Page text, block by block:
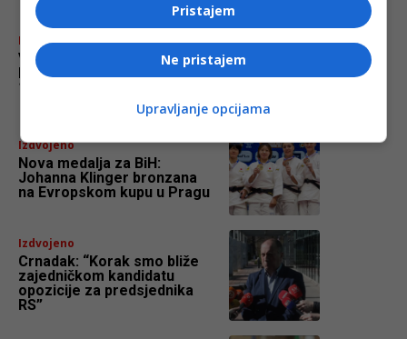
FACE TV
Vremenska prognoza by
Haris Babić od 5. do
10.7.2026.
Izdvojeno
Nova medalja za BiH:
Johanna Klinger bronzana
na Evropskom kupu u Pragu
Izdvojeno
Crnadak: “Korak smo bliže
zajedničkom kandidatu
opozicije za predsjednika
RS”
Pristajem
Ne pristajem
Upravljanje opcijama